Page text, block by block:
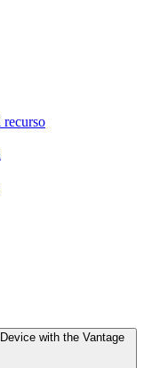
recurso
with the Vantage